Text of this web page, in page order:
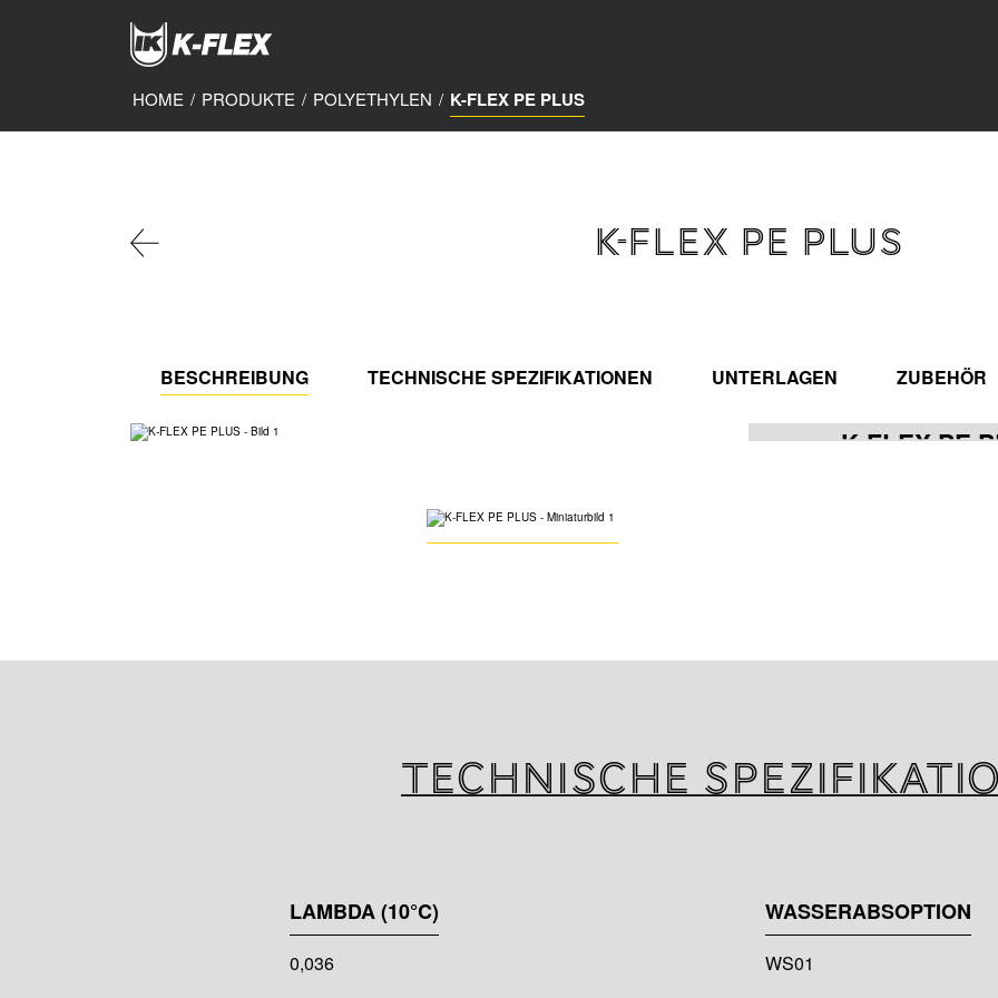
HOME / PRODUKTE / POLYETHYLEN / K-FLEX PE PLUS
K-FLEX PE PLUS
BESCHREIBUNG TECHNISCHE SPEZIFIKATIONEN UNTERLAGEN ZUBEHÖR
K-FLEX PE
Technische
LAMBDA (10°C)
0,036
WASSERABSOPTION
WS01